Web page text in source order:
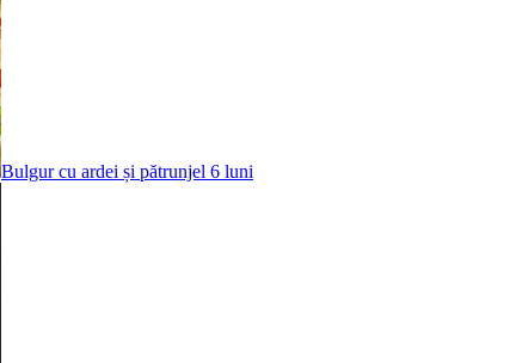
Bulgur cu ardei și pătrunjel 6 luni